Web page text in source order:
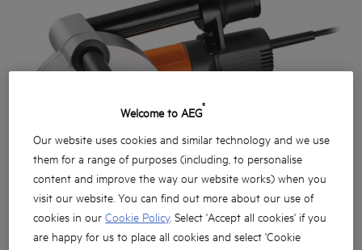
Welcome to AEG®
Our website uses cookies and similar technology and we use
them for a range of purposes (including, to personalise
content and improve the way our website works) when you
visit our website. You can find out more about our use of
cookies in ourCookie Policy. Select 'Accept all cookies' if you
are happy for us to place all cookies and select 'Cookie